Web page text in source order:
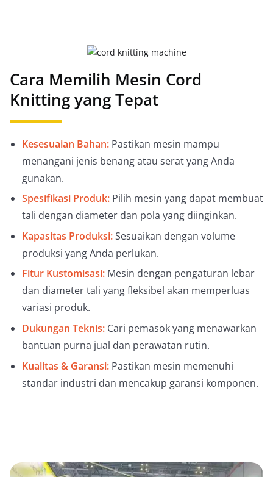
Cara Memilih Mesin Cord
Knitting yang Tepat
Kesesuaian Bahan: Pastikan mesin mampu
menangani jenis benang atau serat yang Anda
gunakan.
Spesifikasi Produk: Pilih mesin yang dapat membuat
tali dengan diameter dan pola yang diinginkan.
Kapasitas Produksi:Sesuaikan dengan volume
produksi yang Anda perlukan.
Fitur Kustomisasi: Mesin dengan pengaturan lebar
dan diameter tali yang fleksibel akan memperluas
variasi produk.
Dukungan Teknis: Cari pemasok yang menawarkan
bantuan purna jual dan perawatan rutin.
Kualitas & Garansi: Pastikan mesin memenuhi
standar industri dan mencakup garansi komponen.